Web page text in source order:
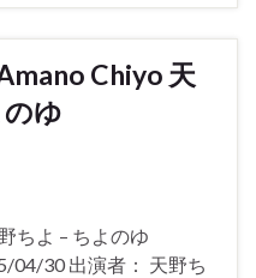
Chiyo 天
ゆ
ちよ – ちよのゆ
04/30 出演者： 天野ち